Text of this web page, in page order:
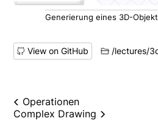
Generierung eines 3D-
View on GitHub /lectures/
Operationen
Complex Drawing